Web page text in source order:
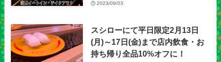
2023/09/03
スシローにて平日限定2月13日
(月)～17日(金)まで店内飲食・お
持ち帰り全品10%オフに！